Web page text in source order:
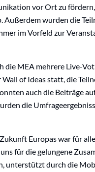
vor Ort zu
Außerdem wurden die
im Vorfeld zur
die MEA mehrere Live-
of Ideas statt, die
auch die Beiträge
die
Europas war für
für die gelungene
unterstützt durch die